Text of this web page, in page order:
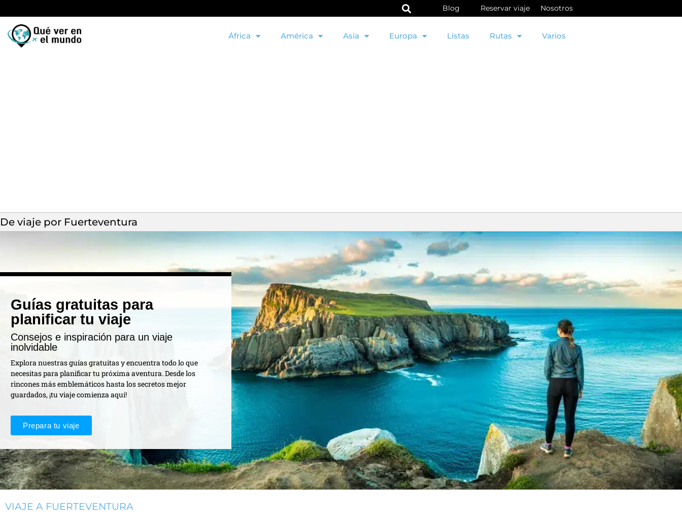
Blog Reservar viaje Nosotros
África América Asia Europa Listas Rutas Varios
De viaje por Fuerteventura
Guías gratuitas para
planificar tu viaje
Consejos e inspiración para un viaje
inolvidable
Explora nuestras guías gratuitas y encuentra todo lo que
necesitas para planificar tu próxima aventura. Desde los
rincones más emblemáticos hasta los secretos mejor
guardados, ¡tu viaje comienza aquí!
Prepara tu viaje
VIAJE A FUERTEVENTURA